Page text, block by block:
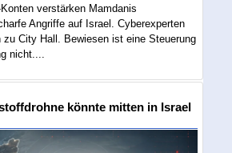
verstärken Mamdanis
Angriffe auf Israel. Cyberexperten
zu City Hall. Bewiesen ist eine Steuerung
nicht....
könnte mitten in Israel